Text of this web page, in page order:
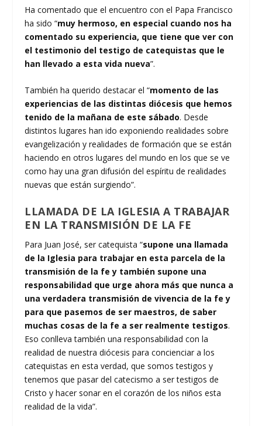
Ha comentado que el encuentro con el Papa Francisco
ha sido “muy hermoso, en especial cuando nos ha
comentado su experiencia, que tiene que ver con
el testimonio del testigo de catequistas que le
han llevado a esta vida nueva”.
También ha querido destacar el “momento de las
experiencias de las distintas diócesis que hemos
tenido de la mañana de este sábado. Desde
distintos lugares han ido exponiendo realidades sobre
evangelización y realidades de formación que se están
haciendo en otros lugares del mundo en los que se ve
como hay una gran difusión del espíritu de realidades
nuevas que están surgiendo”.
LLAMADA DE LA IGLESIA A TRABAJAR
EN LA TRANSMISIÓN DE LA FE
Para Juan José, ser catequista “supone una llamada
de la Iglesia para trabajar en esta parcela de la
transmisión de la fe y también supone una
responsabilidad que urge ahora más que nunca a
una verdadera transmisión de vivencia de la fe y
para que pasemos de ser maestros, de saber
muchas cosas de la fe a ser realmente testigos.
Eso conlleva también una responsabilidad con la
realidad de nuestra diócesis para concienciar a los
catequistas en esta verdad, que somos testigos y
tenemos que pasar del catecismo a ser testigos de
Cristo y hacer sonar en el corazón de los niños esta
realidad de la vida”.